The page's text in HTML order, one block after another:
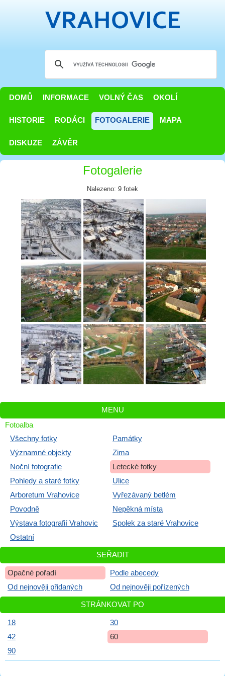
DOMŮ INFORMACE VOLNÝ ČAS OKOLÍ
HISTORIE RODÁCI FOTOGALERIE MAPA
DISKUZE ZÁVĚR
Fotogalerie
Nalezeno: 9 fotek
MENU
Fotoalba
Všechny fotky
Památky
Významné objekty
Zima
Noční fotografie
Letecké fotky
Pohledy a staré fotky
Ulice
Arboretum Vrahovice
Vyřezávaný betlém
Povodně
Nepěkná místa
Výstava fotografií Vrahovic
Spolek za staré Vrahovice
Ostatní
SEŘADIT
Opačné pořadí
Podle abecedy
Od nejnověji přidaných
Od nejnověji pořízených
STRÁNKOVAT PO
18
30
42
60
90